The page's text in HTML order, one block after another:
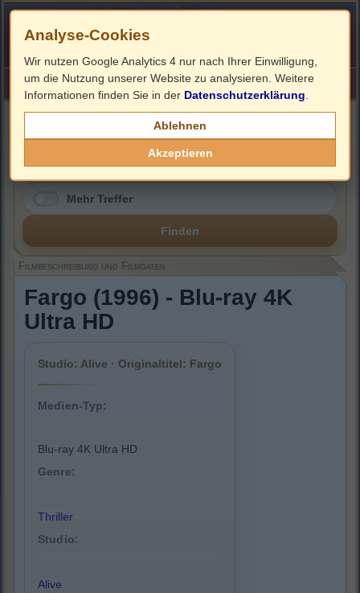
HOME ImpressumLinks
Filmbeschreibung, Cover & Blu-ray Infos
Mehr Treffer
Finden
Filmbeschreibung und Filmdaten
Fargo (1996) - Blu-ray 4K
Ultra HD
Studio: Alive · Originaltitel: Fargo
Medien-Typ:
Blu-ray 4K Ultra HD
Genre:
Thriller
Studio:
Alive
Analyse-Cookies
Wir nutzen Google Analytics 4 nur nach Ihrer Einwilligung,
um die Nutzung unserer Website zu analysieren. Weitere
Informationen finden Sie in der Datenschutzerklärung
Ablehnen
Akzeptieren